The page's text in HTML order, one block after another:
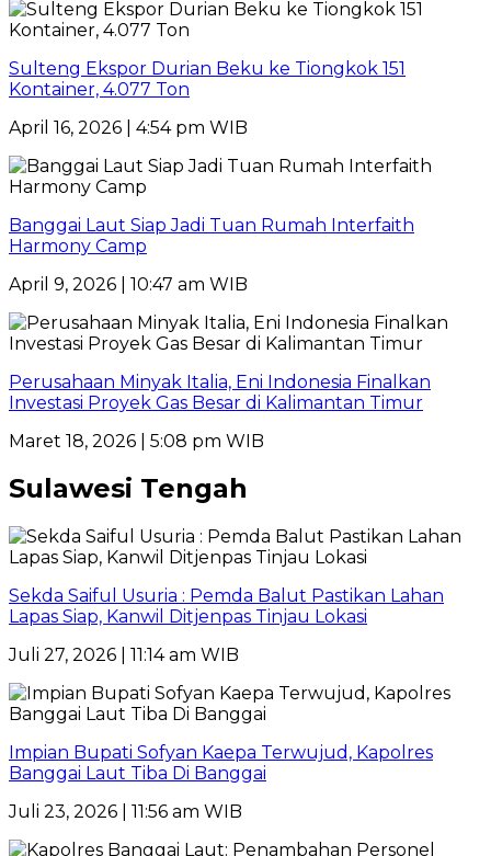
Sulteng Ekspor Durian Beku ke Tiongkok 151
Kontainer, 4.077 Ton
April 16, 2026 | 4:54 pm WIB
Banggai Laut Siap Jadi Tuan Rumah Interfaith
Harmony Camp
April 9, 2026 | 10:47 am WIB
Perusahaan Minyak Italia, Eni Indonesia Finalkan
Investasi Proyek Gas Besar di Kalimantan Timur
Maret 18, 2026 | 5:08 pm WIB
Sulawesi Tengah
Sekda Saiful Usuria : Pemda Balut Pastikan Lahan
Lapas Siap, Kanwil Ditjenpas Tinjau Lokasi
Juli 27, 2026 | 11:14 am WIB
Impian Bupati Sofyan Kaepa Terwujud, Kapolres
Banggai Laut Tiba Di Banggai
Juli 23, 2026 | 11:56 am WIB